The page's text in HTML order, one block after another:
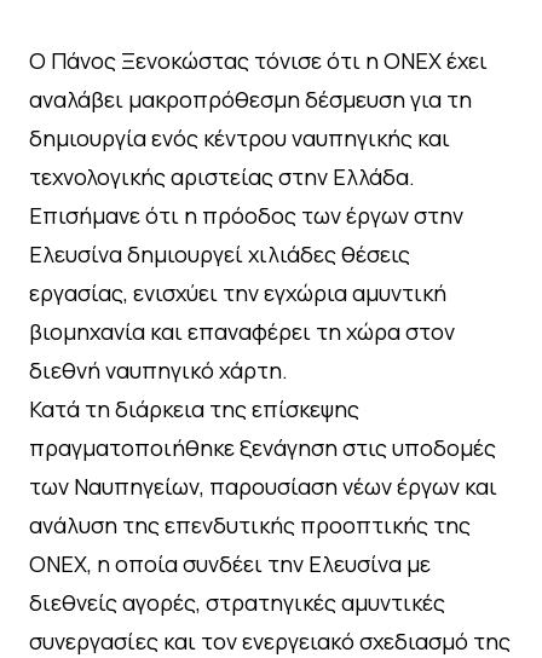
Ο Πάνος Ξενοκώστας τόνισε ότι η ΟΝΕΧ έχει
αναλάβει μακροπρόθεσμη δέσμευση για τη
δημιουργία ενός κέντρου ναυπηγικής και
τεχνολογικής αριστείας στην Ελλάδα.
Επισήμανε ότι η πρόοδος των έργων στην
Ελευσίνα δημιουργεί χιλιάδες θέσεις
εργασίας, ενισχύει την εγχώρια αμυντική
βιομηχανία και επαναφέρει τη χώρα στον
διεθνή ναυπηγικό χάρτη.
Κατά τη διάρκεια της επίσκεψης
πραγματοποιήθηκε ξενάγηση στις υποδομές
των Ναυπηγείων, παρουσίαση νέων έργων και
ανάλυση της επενδυτικής προοπτικής της
ΟΝΕΧ, η οποία συνδέει την Ελευσίνα με
διεθνείς αγορές, στρατηγικές αμυντικές
συνεργασίες και τον ενεργειακό σχεδιασμό της